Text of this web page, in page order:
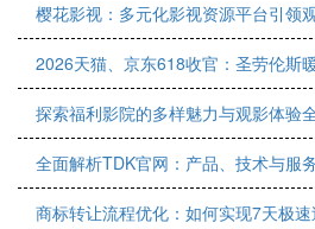
樱花影视：多元化影视资源平台引领
2026天猫、京东618收官：圣劳伦斯
探索福利影院的多样魅力与观影体验
全面解析TDK官网：产品、技术与服
商标转让流程优化：如何实现7天极